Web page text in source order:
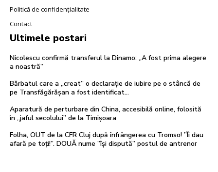
Politică de confidențialitate
Contact
Ultimele postari
Nicolescu confirmă transferul la Dinamo: „A fost prima alegere
a noastră”
Bărbatul care a „creat” o declarație de iubire pe o stâncă de
pe Transfăgărășan a fost identificat…
Aparatură de perturbare din China, accesibilă online, folosită
în „jaful secolului” de la Timișoara
Folha, OUT de la CFR Cluj după înfrângerea cu Tromso! ”Îi dau
afară pe toți!”. DOUĂ nume ”își dispută” postul de antrenor